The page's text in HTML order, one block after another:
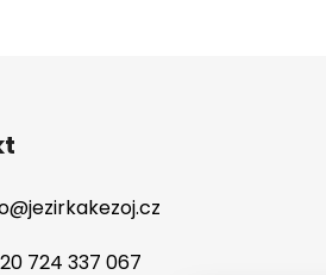
@jezirkakezoj.cz
724 337 067